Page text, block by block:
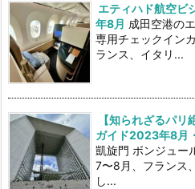
エティハド航空ビ
年8月 成田空港の
専用チェックイン
ランス、イタリ...
【知られざるパ
ガイド2023年8月
凱旋門 ボンジュー
7〜8月、フランス
し...